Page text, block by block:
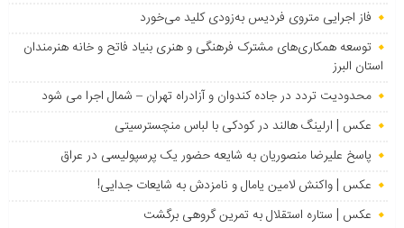
فاز اجرایی متروی فردیس به‌زودی کلید می‌خورد
توسعه همکاری‌های مشترک فرهنگی و هنری بنیاد فاتح و خانه هنرمندان
استان البرز
محدودیت تردد در جاده کندوان و آزادراه تهران – شمال اجرا می شود
عکس | ارلینگ هالند در کودکی با لباس منچسترسیتی
پاسخ علیرضا منصوریان به شایعه حضور یک پرسپولیسی در عراق
عکس | واکنش لامین یامال و نامزدش به شایعات جدایی!
عکس | ستاره استقلال به تمرین گروهی برگشت